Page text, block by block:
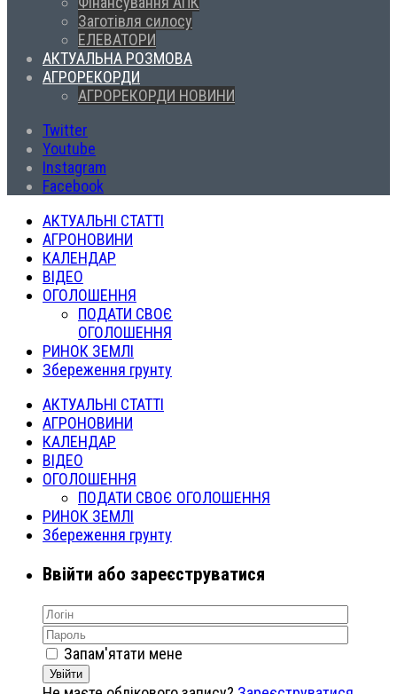
Заготівля силосу
ЕЛЕВАТОРИ
АКТУАЛЬНА РОЗМОВА
АГРОРЕКОРДИ
АГРОРЕКОРДИ НОВИНИ
Twitter
Youtube
Instagram
Facebook
АКТУАЛЬНІ СТАТТІ
АГРОНОВИНИ
КАЛЕНДАР
ВІДЕО
ОГОЛОШЕННЯ
ПОДАТИ СВОЄ
ОГОЛОШЕННЯ
РИНОК ЗЕМЛІ
Збереження грунту
АКТУАЛЬНІ СТАТТІ
АГРОНОВИНИ
КАЛЕНДАР
ВІДЕО
ОГОЛОШЕННЯ
ПОДАТИ СВОЄ ОГОЛОШЕННЯ
РИНОК ЗЕМЛІ
Збереження грунту
Ввійти або зареєструватися
Запам'ятати мене
Увійти